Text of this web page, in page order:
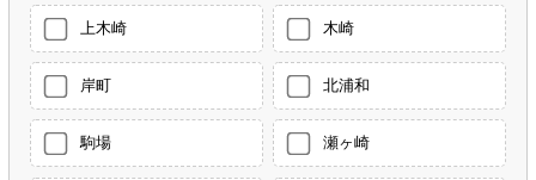
上木崎 木崎
岸町 北浦和
駒場 瀬ヶ崎